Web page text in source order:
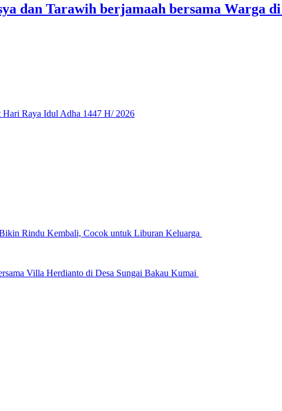
dan Tarawih berjamaah bersama Warga
Hari Raya Idul Adha 1447 H/ 2026
Rindu Kembali, Cocok untuk Liburan Keluarga
Villa Herdianto di Desa Sungai Bakau Kumai